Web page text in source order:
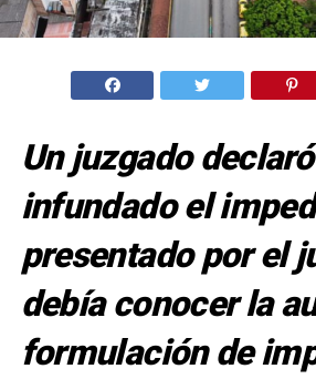
Un juzgado declaró
infundado el
presentado por el
debía conocer la
formulación de